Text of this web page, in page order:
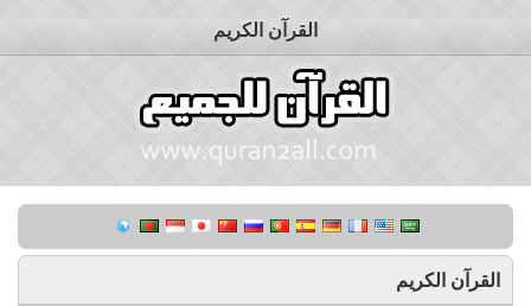
القرآن الكريم
القرآن الكريم